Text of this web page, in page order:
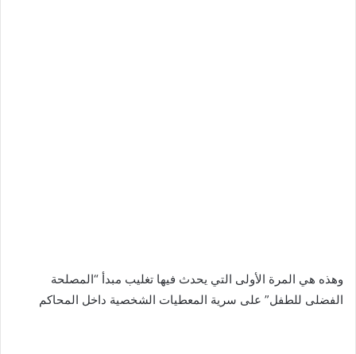
وهذه هي المرة الأولى التي يحدث فيها تغليب مبدأ “المصلحة
الفضلى للطفل” على سرية المعطيات الشخصية داخل المحاكم